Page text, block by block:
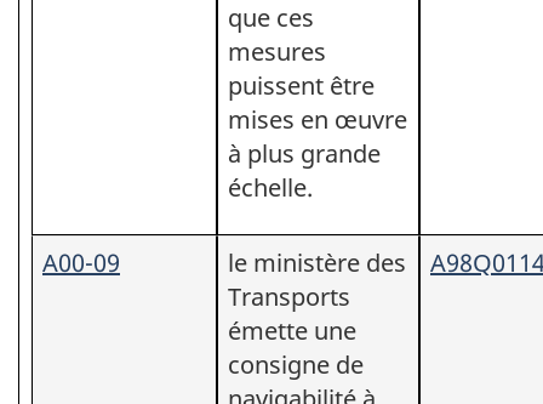
que ces
mesures
puissent être
mises en œuvre
à plus grande
échelle.
A00-09
le ministère des
Transports
émette une
consigne de